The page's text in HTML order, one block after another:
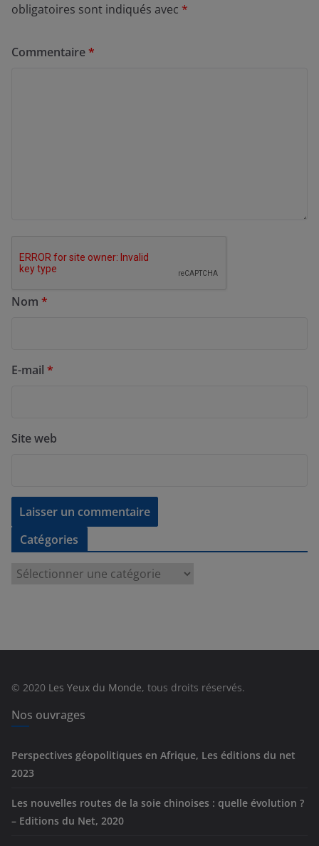
obligatoires sont indiqués avec *
Commentaire*
Nom *
E-mail *
Site web
Catégories
e
s
© 2020 Les Yeux du Monde, tous droits réservés.
Nos ouvrages
Perspectives géopolitiques en Afrique, Les éditions du net
2023
Les nouvelles routes de la soie chinoises : quelle évolution ?
– Editions du Net, 2020